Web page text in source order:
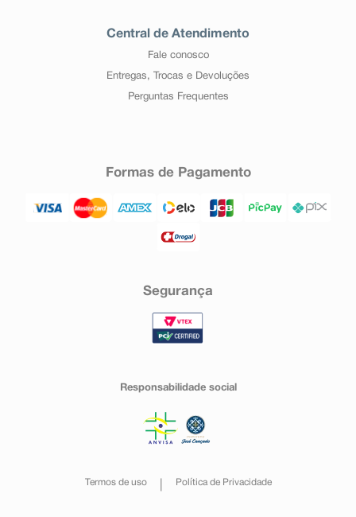
Central de Atendimento
Fale conosco
Entregas, Trocas e Devoluções
Perguntas Frequentes
Formas de Pagamento
Segurança
Responsabilidade social
Termos de uso Política de Privacidade